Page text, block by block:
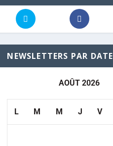
NEWSLETTERS PAR DATE
AOÛT 2026
L M M J V